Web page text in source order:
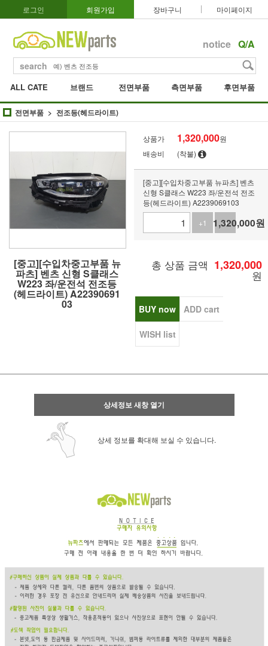
로그인 회원가입 장바구니 마이페이지
notice Q/A
search
ALL CATE 브랜드 전면부품 측면부품 후면부품
전면부품 전조등(헤드라이트)
[중고][수입차중고부품 뉴
파츠] 벤츠 신형 S클래스
W223 좌/운전석 전조등
(헤드라이트) A22390691
03
상품가 1,320,000원
배송비
(착불)
[중고][수입차중고부품 뉴파츠] 벤츠
신형 S클래스 W223 좌/운전석 전조
등(헤드라이트) A2239069103
+1
-1
1,320,000원
총 상품 금액 1,320,000
원
BUY now ADD cart
WISH list
상세정보 새창 열기
상세 정보를 확대해 보실 수 있습니다.